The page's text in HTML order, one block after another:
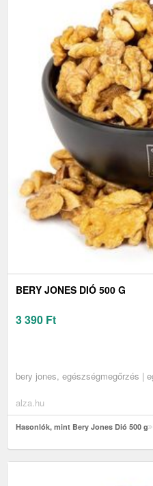
BERY JONES DIÓ 500 G
3 390 Ft
bery jones, egészségmegőrzés |
alza.hu
Hasonlók, mint Bery Jones Dió 500 g